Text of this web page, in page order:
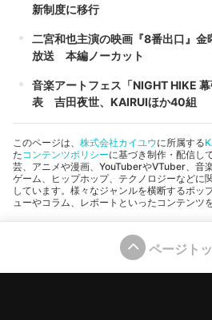
新制度に移行
二宮和也主演の映画『8番出口』
放送 本編ノーカット
音楽アートフェス「NIGHT HIKE
表 吉田夜世、KAIRUIほか40組
このページは、 株式会社カイユウに所属する
た コンテンツポリシーに基づき制作・配信し
芸、アニメや漫画、YouTuberやVTuber、音
ゲーム、ヒップホップ、テクノロジーなどに
しています。様々なジャンルを横断するポッ
ューやコラム、レポートといったコンテンツ
ページト